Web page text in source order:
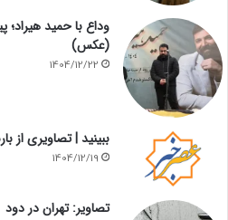
وداع با حمید
(عکس)
1404/12/22
ببینید | تصاویری از
1404/12/19
تصاویر: تهران در دود